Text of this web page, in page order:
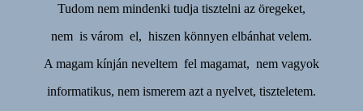
Tudom nem mindenki tudja tisztelni az öregeket,
nem is várom el, hiszen könnyen elbánhat velem.
A magam kínján neveltem fel magamat, nem vagyok
informatikus, nem ismerem azt a nyelvet, tiszteletem.